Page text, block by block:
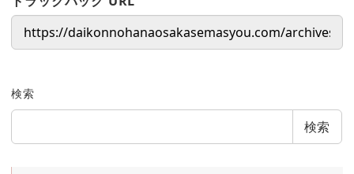
検索
検索